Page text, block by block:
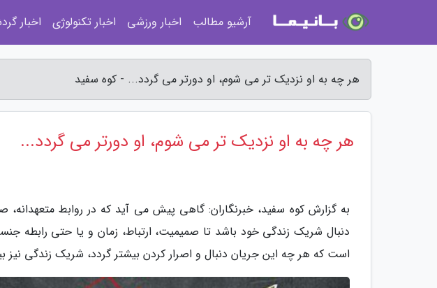
هر چه به او نزدیک تر می شوم، او دورتر می گردد... - کوه سفید
هر چه به او نزدیک تر می شوم، او دورتر می گردد...
به گزارش کوه سفید، خبرنگاران: گاهی پیش می آید که در روابط
دنبال شریک زندگی خود باشد تا صمیمیت، ارتباط، زمان و یا حتی رابطه
است که هر چه این جریان دنبال و اصرار کردن بیشتر گردد، شریک زندگی نیز
آرشیو مطالب اخبار ورزشی اخبار تکنولوژی اخبار